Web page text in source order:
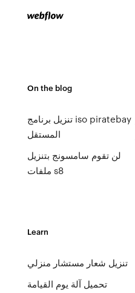
On the blog
تنزيل برنامج iso piratebay
المستقل
لن تقوم سامسونج بتنزيل
ملفات s8
Learn
تنزيل شعار مستشار منزلي
تحميل آلة يوم القيامة